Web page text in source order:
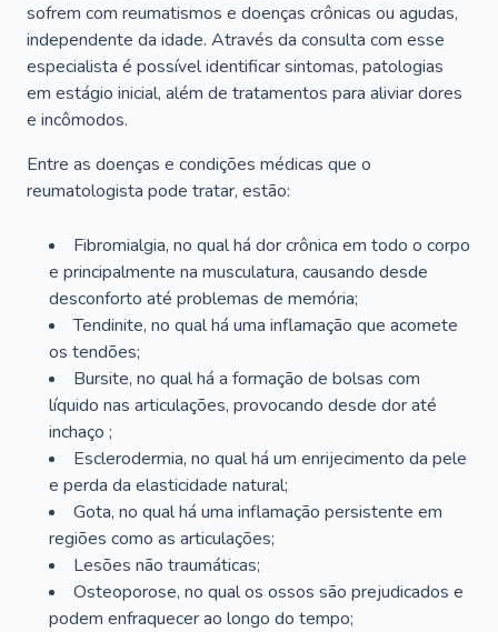
sofrem com reumatismos e doenças crônicas ou agudas,
independente da idade. Através da consulta com esse
especialista é possível identificar sintomas, patologias
em estágio inicial, além de tratamentos para aliviar dores
e incômodos.
Entre as doenças e condições médicas que o
reumatologista pode tratar, estão:
Fibromialgia, no qual há dor crônica em todo o corpo
e principalmente na musculatura, causando desde
desconforto até problemas de memória;
Tendinite, no qual há uma inflamação que acomete
os tendões;
Bursite, no qual há a formação de bolsas com
líquido nas articulações, provocando desde dor até
inchaço ;
Esclerodermia, no qual há um enrijecimento da pele
e perda da elasticidade natural;
Gota, no qual há uma inflamação persistente em
regiões como as articulações;
Lesões não traumáticas;
Osteoporose, no qual os ossos são prejudicados e
podem enfraquecer ao longo do tempo;